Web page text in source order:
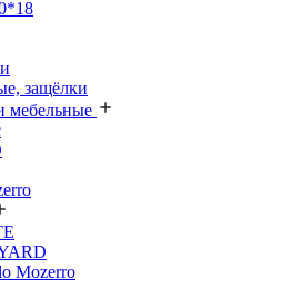
защёлки
мебельные
Mozerro